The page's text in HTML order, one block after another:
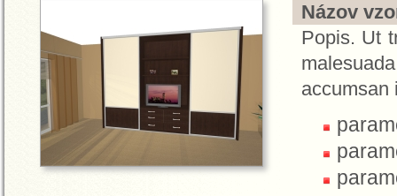
Názov
Popis. Ut
accumsan